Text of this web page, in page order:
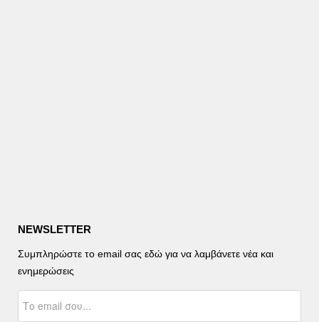
NEWSLETTER
Συμπληρώστε το email σας εδώ για να λαμβάνετε νέα και
ενημερώσεις